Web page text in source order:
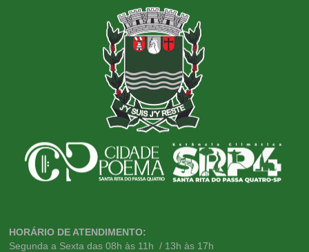
HORÁRIO DE ATENDIMENTO:
Segunda a Sexta das 08h às 11h / 13h às 17h